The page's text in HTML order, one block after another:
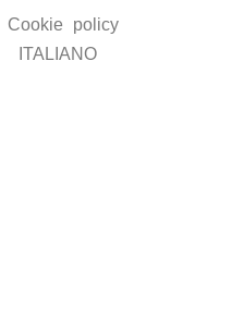
Cookie policy
ITALIANO